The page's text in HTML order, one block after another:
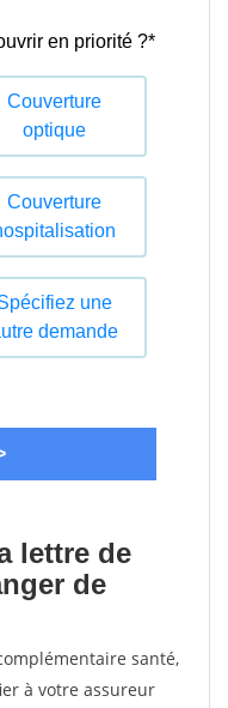
lettre de
de
santé,
à votre assureur